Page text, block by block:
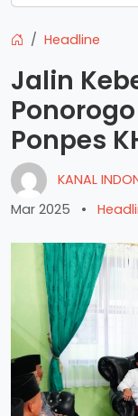
Headline
Jalin
Ponpes
KANAL
Mar 2025
•